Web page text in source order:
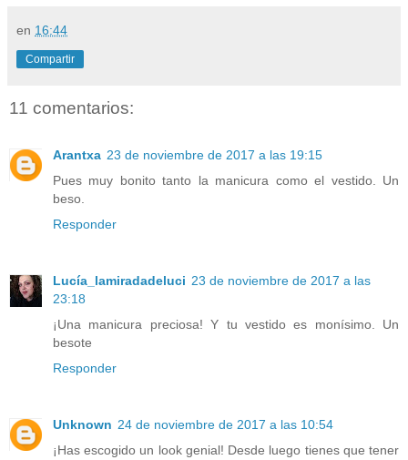
en 16:44
Compartir
11 comentarios:
Arantxa 23 de noviembre de 2017 a las 19:15
Pues muy bonito tanto la manicura como el vestido. Un
beso.
Responder
Lucía_lamiradadeluci 23 de noviembre de 2017 a las
23:18
¡Una manicura preciosa! Y tu vestido es monísimo. Un
besote
Responder
Unknown 24 de noviembre de 2017 a las 10:54
¡Has escogido un look genial! Desde luego tienes que tener